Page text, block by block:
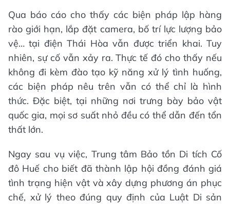
Qua báo cáo cho thấy các biện pháp lập hàng
rào giới hạn, lắp đặt camera, bố trí lực lượng bảo
vệ… tại điện Thái Hòa vẫn được triển khai. Tuy
nhiên, sự cố vẫn xảy ra. Thực tế đó cho thấy nếu
không đi kèm đào tạo kỹ năng xử lý tình huống,
các biện pháp nêu trên vẫn có thể chỉ là hình
thức. Đặc biệt, tại những nơi trưng bày bảo vật
quốc gia, mọi sơ suất nhỏ đều có thể dẫn đến tổn
thất lớn.
Ngay sau vụ việc, Trung tâm Bảo tồn Di tích Cố
đô Huế cho biết đã thành lập hội đồng đánh giá
tình trạng hiện vật và xây dựng phương án phục
chế, xử lý theo đúng quy định của Luật Di sản